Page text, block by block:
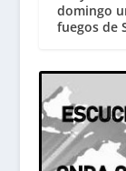
domingo
fuegos de